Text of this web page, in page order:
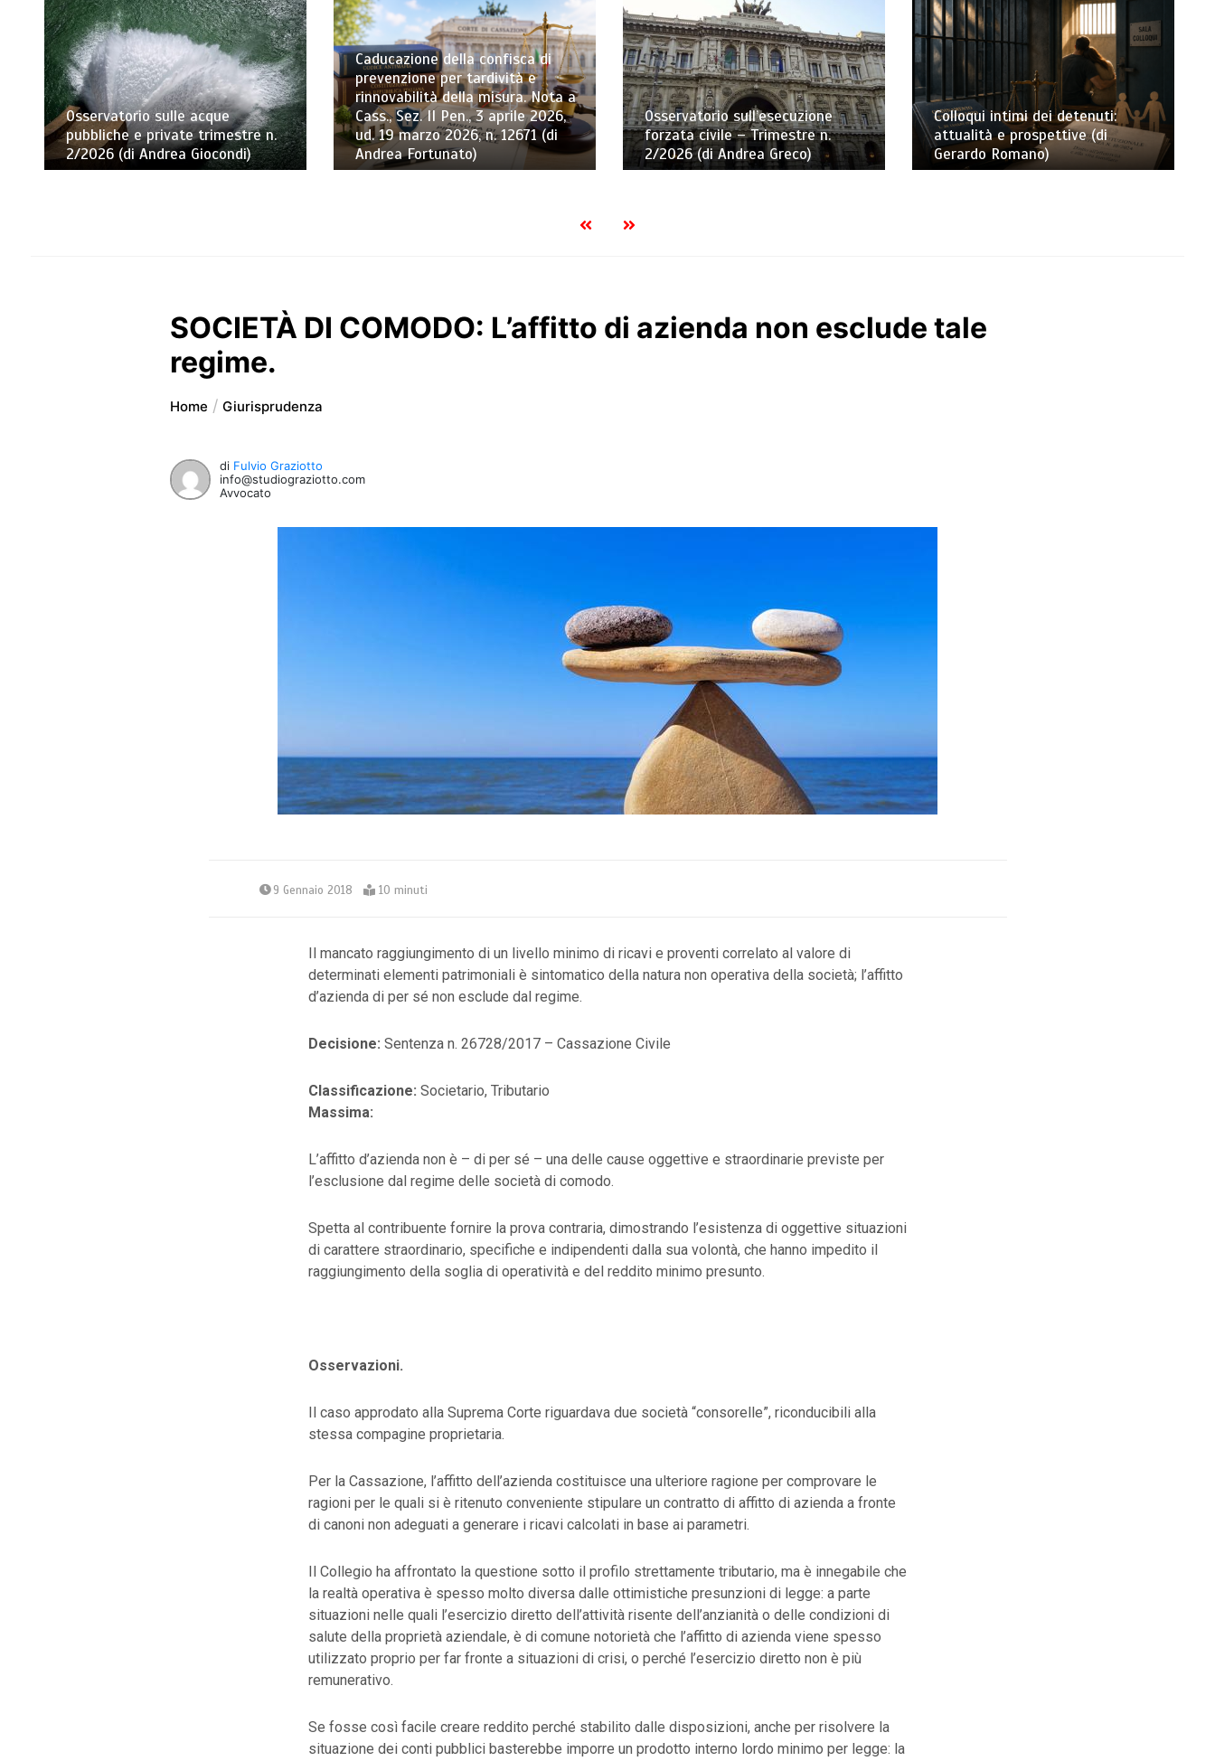
Osservatorio sulle acque
pubbliche e private trimestre n.
2/2026 (di Andrea Giocondi)
Caducazione della confisca di
prevenzione per tardività e
rinnovabilità della misura. Nota a
Cass., Sez. II Pen., 3 aprile 2026,
ud. 19 marzo 2026, n. 12671 (di
Andrea Fortunato)
Osservatorio sull’esecuzione
forzata civile – Trimestre n.
2/2026 (di Andrea Greco)
Colloqui intimi dei detenuti:
attualità e prospettive (di
Gerardo Romano)
SOCIETÀ DI COMODO: L’affitto di azienda non esclude tale
regime.
Home Giurisprudenza
di Fulvio Graziotto
info@studiograziotto.com
Avvocato
9 Gennaio 2018 10 minuti
Il mancato raggiungimento di un livello minimo di ricavi e proventi correlato al valore di
determinati elementi patrimoniali è sintomatico della natura non operativa della società; l’affitto
d’azienda di per sé non esclude dal regime.
Decisione: Sentenza n. 26728/2017 – Cassazione Civile
Classificazione: Societario, Tributario
Massima:
L’affitto d’azienda non è – di per sé – una delle cause oggettive e straordinarie previste per
l’esclusione dal regime delle società di comodo.
Spetta al contribuente fornire la prova contraria, dimostrando l’esistenza di oggettive situazioni
di carattere straordinario, specifiche e indipendenti dalla sua volontà, che hanno impedito il
raggiungimento della soglia di operatività e del reddito minimo presunto.
Osservazioni.
Il caso approdato alla Suprema Corte riguardava due società “consorelle”, riconducibili alla
stessa compagine proprietaria.
Per la Cassazione, l’affitto dell’azienda costituisce una ulteriore ragione per comprovare le
ragioni per le quali si è ritenuto conveniente stipulare un contratto di affitto di azienda a fronte
di canoni non adeguati a generare i ricavi calcolati in base ai parametri.
Il Collegio ha affrontato la questione sotto il profilo strettamente tributario, ma è innegabile che
la realtà operativa è spesso molto diversa dalle ottimistiche presunzioni di legge: a parte
situazioni nelle quali l’esercizio diretto dell’attività risente dell’anzianità o delle condizioni di
salute della proprietà aziendale, è di comune notorietà che l’affitto di azienda viene spesso
utilizzato proprio per far fronte a situazioni di crisi, o perché l’esercizio diretto non è più
remunerativo.
Se fosse così facile creare reddito perché stabilito dalle disposizioni, anche per risolvere la
situazione dei conti pubblici basterebbe imporre un prodotto interno lordo minimo per legge: la